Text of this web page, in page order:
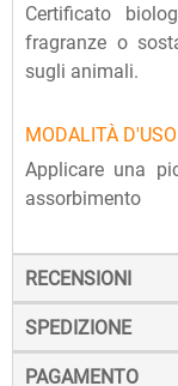
Certificato
fragranze o
sugli animali.
MODALITÀ D'USO
Applicare una
assorbimento
RECENSIONI
SPEDIZIONE
La spedizione
PAGAMENTO